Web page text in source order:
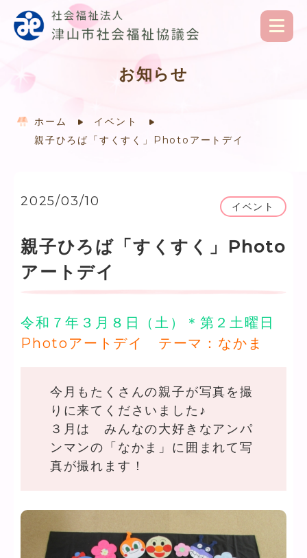
お知らせ
ホーム
イベント
親子ひろば「すくすく」Photoアートデイ
2025/03/10 イベント
親子ひろば「すくすく」Photo
アートデイ
令和７年３月８日（土）＊第２土曜日
Photoアートデイ テーマ：なかま
今月もたくさんの親子が写真を撮
りに来てくださいました♪
３月は みんなの大好きなアンパ
ンマンの「なかま」に囲まれて写
真が撮れます！